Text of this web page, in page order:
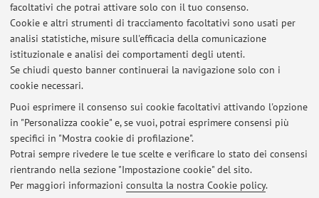
facoltativi che potrai attivare solo con il tuo consenso.
Cookie e altri strumenti di tracciamento facoltativi sono usati per
analisi statistiche, misure sull'efficacia della comunicazione
istituzionale e analisi dei comportamenti degli utenti.
Se chiudi questo banner continuerai la navigazione solo con i
cookie necessari.
Puoi esprimere il consenso sui cookie facoltativi attivando l'opzione
in "Personalizza cookie" e, se vuoi, potrai esprimere consensi più
specifici in "Mostra cookie di profilazione".
Potrai sempre rivedere le tue scelte e verificare lo stato dei consensi
rientrando nella sezione "Impostazione cookie" del sito.
Per maggiori informazioni consulta la nostra Cookie policy.
Ultimi avvisi
Sospensione ricevimento per la pausa estiva
Pubblicato il: 15 luglio 2026
Variazione orario di ricevimento
Pubblicato il: 01 aprile 2025
Ricevimento online
Pubblicato il: 01 aprile 2020